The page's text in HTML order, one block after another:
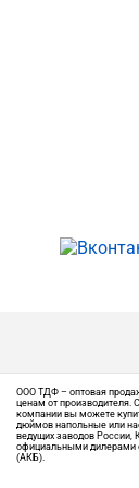
ООО ТДФ – оптовая
ценам от производителя.
компании вы можете
дюймов напольные или
ведущих заводов
официальными дилерами
(АКБ).